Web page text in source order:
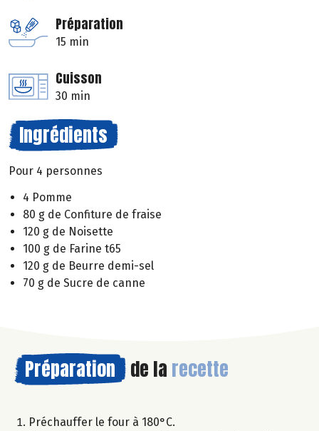
Préparation
15 min
Cuisson
30 min
Ingrédients
Pour 4 personnes
4 Pomme
80 g de Confiture de fraise
120 g de Noisette
100 g de Farine t65
120 g de Beurre demi-sel
70 g de Sucre de canne
Préparation de la recette
Préchauffer le four à 180°C.